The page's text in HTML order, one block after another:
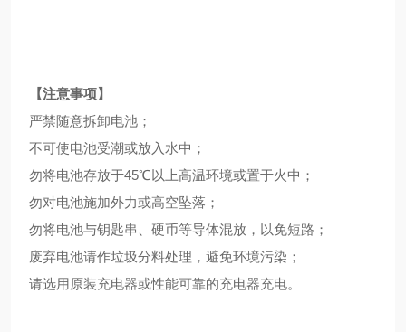
【注意事项】
严禁随意拆卸电池；
不可使电池受潮或放入水中；
勿将电池存放于45℃以上高温环境或置于火中；
勿对电池施加外力或高空坠落；
勿将电池与钥匙串、硬币等导体混放，以免短路；
废弃电池请作垃圾分料处理，避免环境污染；
请选用原装充电器或性能可靠的充电器充电。